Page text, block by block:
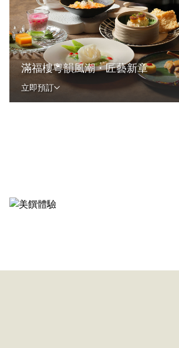
滿福樓粵韻風潮・匠藝新章
立即預訂